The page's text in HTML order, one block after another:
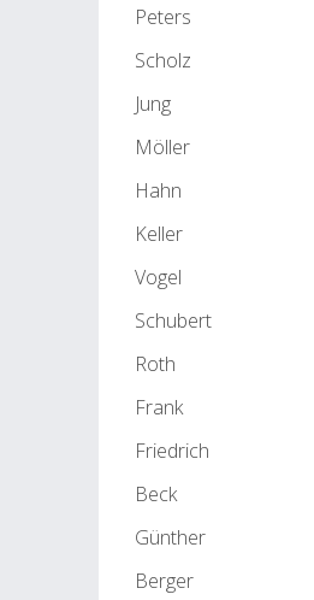
Peters
Scholz
Jung
Möller
Hahn
Keller
Vogel
Schubert
Roth
Frank
Friedrich
Beck
Günther
Berger